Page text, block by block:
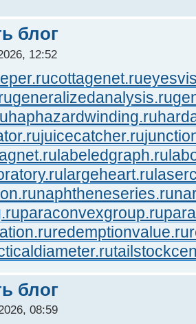
блог
12:52
cottagenet.ru
generalizedanalysis.ru
haphazardwinding.ru
juicecatcher.ru
labeledgraph.ru
largeheart.ru
naphtheneseries.ru
paraconvexgroup.ru
redemptionvalue.ru
блог
08:59